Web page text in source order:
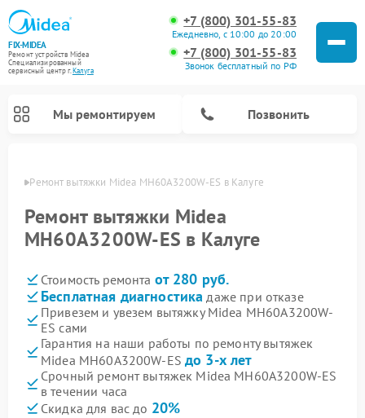
FIX-MIDEA
Ремонт устройств Midea
Специализированный
cервисный центр г.Калуга
+7 (800) 301-55-83
Ежедневно, с 10:00 до 20:00
+7 (800) 301-55-83
Звонок бесплатный по РФ
Мы ремонтируем Позвонить
Ремонт вытяжки Midea MH60A3200W-ES в Калуге
Ремонт вытяжки Midea
MH60A3200W-ES в Калуге
Стоимость ремонта от 280 руб.
Бесплатная диагностика даже при отказе
Привезем и увезем вытяжку Midea MH60A3200W-
ES сами
Гарантия на наши работы по ремонту вытяжек
Midea MH60A3200W-ES до 3-х лет
Срочный ремонт вытяжек Midea MH60A3200W-ES
в течении часа
Скидка для вас до 20%